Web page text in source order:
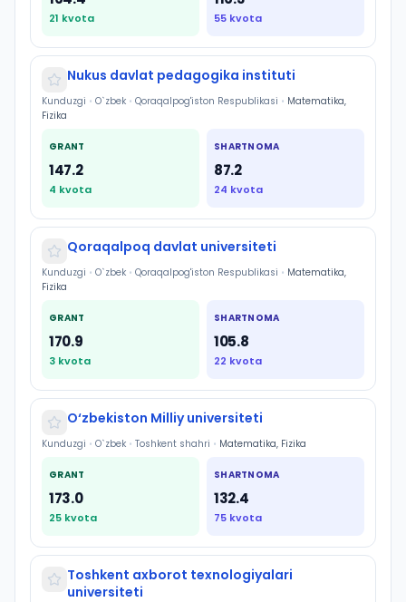
21 kvota 55 kvota
Nukus davlat pedagogika instituti
Kunduzgi • O`zbek • Qoraqalpog'iston Respublikasi • Matematika,
Fizika
GRANT
147.2
4 kvota
SHARTNOMA
87.2
24 kvota
Qoraqalpoq davlat universiteti
Kunduzgi • O`zbek • Qoraqalpog'iston Respublikasi • Matematika,
Fizika
GRANT
170.9
3 kvota
SHARTNOMA
105.8
22 kvota
O‘zbekiston Milliy universiteti
Kunduzgi • O`zbek • Toshkent shahri • Matematika, Fizika
GRANT
173.0
25 kvota
SHARTNOMA
132.4
75 kvota
Toshkent axborot texnologiyalari
universiteti